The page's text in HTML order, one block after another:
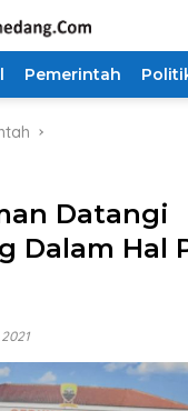
Pemerintah
Datangi
Dalam Hal